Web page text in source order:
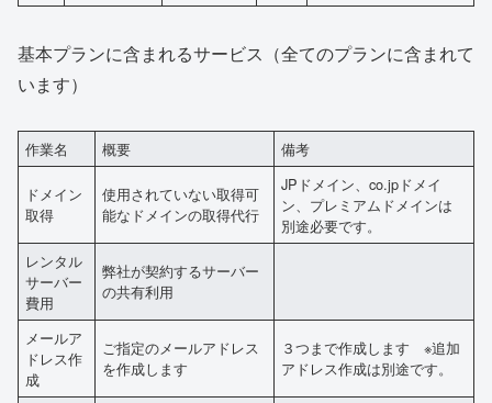
基本プランに含まれるサービス（全てのプランに含まれて
います）
作業名 概要 備考
ドメイン
取得
使用されていない取得可
能なドメインの取得代行
JPドメイン、co.jpドメイ
ン、プレミアムドメインは
別途必要です。
レンタル
サーバー
費用
弊社が契約するサーバー
の共有利用
メールア
ドレス作
成
ご指定のメールアドレス
を作成します
３つまで作成します ※追加
アドレス作成は別途です。